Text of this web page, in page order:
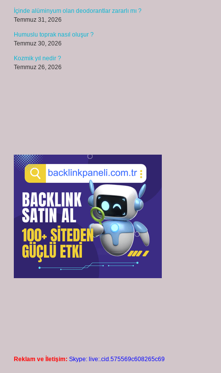
İçinde alüminyum olan deodorantlar zararlı mı ?
Temmuz 31, 2026
Humuslu toprak nasıl oluşur ?
Temmuz 30, 2026
Kozmik yıl nedir ?
Temmuz 26, 2026
Reklam ve İletişim: Skype: live:.cid.575569c608265c69